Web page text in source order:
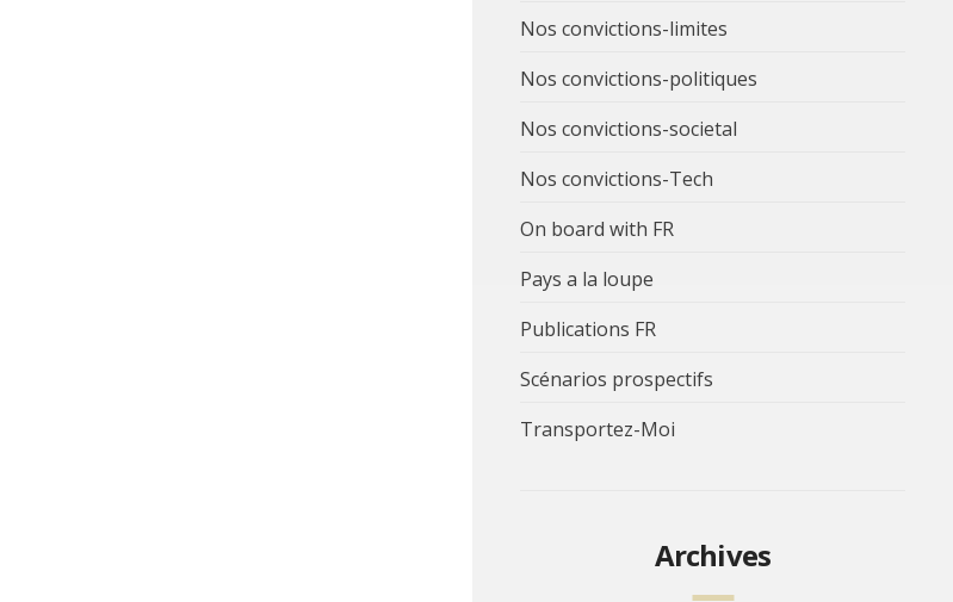
Nos convictions-limites
Nos convictions-politiques
Nos convictions-societal
Nos convictions-Tech
On board with FR
Pays a la loupe
Publications FR
Scénarios prospectifs
Transportez-Moi
Archives